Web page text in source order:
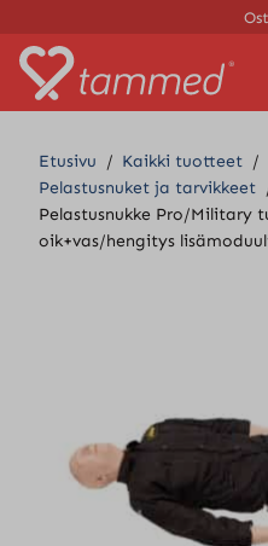
Etusivu / Kaikki tuotteet /
Pelastusnuket ja tarvikkeet
Pelastusnukke Pro/Military
oik+vas/hengitys